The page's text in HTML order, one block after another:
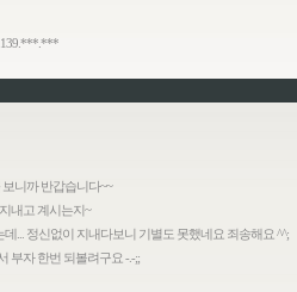
니까 반갑습니다~~
내고 계시는지~
... 정신없이 지내다보니 기별도 못했네요 죄송해요 ^^;
부자 한번 되볼려구요 -.-;;